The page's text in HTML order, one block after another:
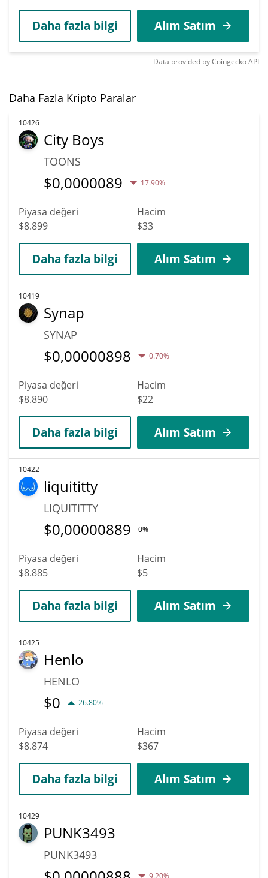
Daha fazla bilgi Alım Satım
Data provided byCoingeckoAPI
Daha Fazla Kripto Paralar
10426
City Boys
TOONS
$0,0000089 17.90%
Piyasa değeri
$8.899
Hacim
$33
Daha fazla bilgi Alım Satım
10419
Synap
SYNAP
$0,00000898 0.70%
Piyasa değeri
$8.890
Hacim
$22
Daha fazla bilgi Alım Satım
10422
liquititty
LIQUITITTY
$0,00000889 0%
Piyasa değeri
$8.885
Hacim
$5
Daha fazla bilgi Alım Satım
10425
Henlo
HENLO
$0 26.80%
Piyasa değeri
$8.874
Hacim
$367
Daha fazla bilgi Alım Satım
10429
PUNK3493
PUNK3493
9.20%